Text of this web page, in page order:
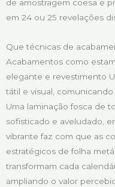
de amostragem coesa e
em 24 ou 25 revelações
Que técnicas de
Acabamentos como
elegante e revestimento
tátil e visual,
Uma laminação fosca de
sofisticado e aveludado,
vibrante faz com que as
estratégicos de folha
transformam cada
ampliando o valor